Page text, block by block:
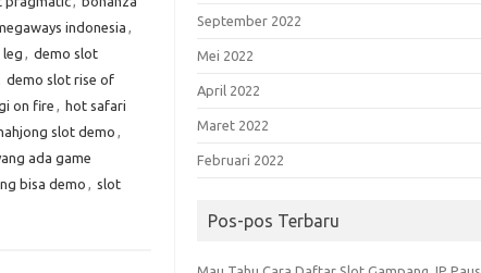
indonesia ,
leg , demo slot
demo slot rise of
on fire , hot safari
slot demo ,
ada game
bisa demo , slot
September 2022
Mei 2022
April 2022
Maret 2022
Februari 2022
Pos-pos Terbaru